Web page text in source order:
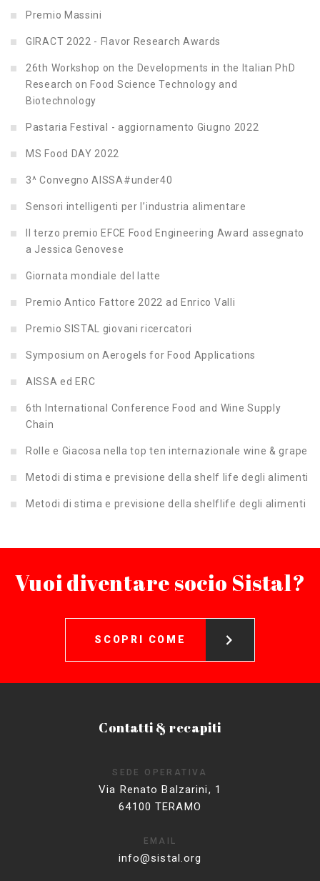
Premio Massini
GIRACT 2022 - Flavor Research Awards
26th Workshop on the Developments in the Italian PhD
Research on Food Science Technology and
Biotechnology
Pastaria Festival - aggiornamento Giugno 2022
MS Food DAY 2022
3^ Convegno AISSA#under40
Sensori intelligenti per l’industria alimentare
Il terzo premio EFCE Food Engineering Award assegnato
a Jessica Genovese
Giornata mondiale del latte
Premio Antico Fattore 2022 ad Enrico Valli
Premio SISTAL giovani ricercatori
Symposium on Aerogels for Food Applications
AISSA ed ERC
6th International Conference Food and Wine Supply
Chain
Rolle e Giacosa nella top ten internazionale wine & grape
Metodi di stima e previsione della shelf life degli alimenti
Metodi di stima e previsione della shelflife degli alimenti
Vuoi diventare socio Sistal?
SCOPRI COME
Contatti & recapiti
SEDE OPERATIVA
Via Renato Balzarini, 1
64100 TERAMO
EMAIL
info@sistal.org